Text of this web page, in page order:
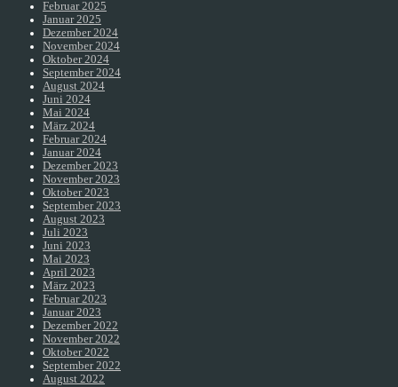
Februar 2025
Januar 2025
Dezember 2024
November 2024
Oktober 2024
September 2024
August 2024
Juni 2024
Mai 2024
März 2024
Februar 2024
Januar 2024
Dezember 2023
November 2023
Oktober 2023
September 2023
August 2023
Juli 2023
Juni 2023
Mai 2023
April 2023
März 2023
Februar 2023
Januar 2023
Dezember 2022
November 2022
Oktober 2022
September 2022
August 2022